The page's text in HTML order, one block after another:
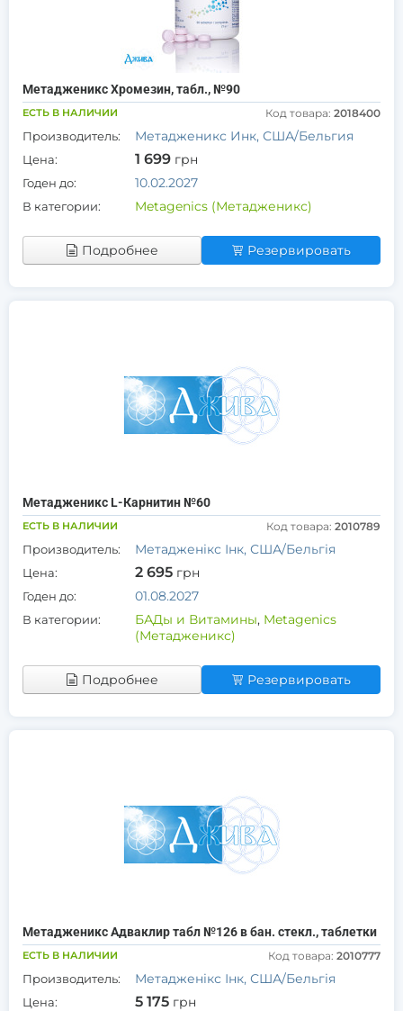
Метадженикс Хромезин, табл., №90
ЕСТЬ В НАЛИЧИИ Код товара: 2018400
Производитель: Метадженикс Инк, США/Бельгия
Цена: 1 699 грн
Годен до: 10.02.2027
В категории: Metagenics (Метадженикс)
Подробнее Резервировать
Метадженикс L-Карнитин №60
ЕСТЬ В НАЛИЧИИ Код товара: 2010789
Производитель: Метадженікс Інк, США/Бельгія
Цена: 2 695 грн
Годен до: 01.08.2027
В категории: БАДы и Витамины, Metagenics
(Метадженикс)
Подробнее Резервировать
Метадженикс Адваклир табл №126 в бан. стекл., таблетки
ЕСТЬ В НАЛИЧИИ Код товара: 2010777
Производитель: Метадженікс Інк, США/Бельгія
Цена: 5 175 грн